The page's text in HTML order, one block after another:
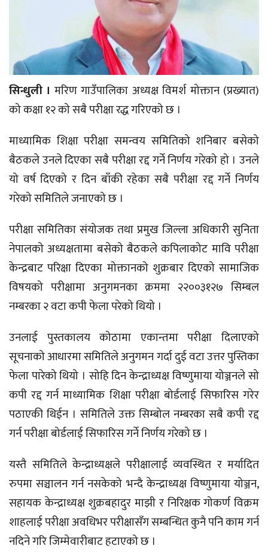
सिन्धुली । मरिण गाउँपालिका अध्यक्ष विमर्श मोक्तान (प्रख्यात)
को कक्षा १२ को सबै परीक्षा रद्ध गरिएको छ ।
माध्यामिक शिक्षा परीक्षा समन्वय समितिको शनिबार बसेको
बैठकले उनले दिएका सबै परीक्षा रद्द गर्ने निर्णय गरेको हो । उनले
यो वर्ष दिएको र दिन बाँकी रहेका सबै परीक्षा रद्द गर्ने निर्णय
गरेको समितिले जनाएको छ ।
परीक्षा समितिका संयोजक तथा प्रमुख जिल्ला अधिकारी सुनिता
नेपालको अध्यक्षतामा बसेको बैठकले कपिलाकोट मावि परीक्षा
केन्द्रबाट परिक्षा दिएका मोक्तानको शुक्रबार दिएको सामाजिक
विषयको परीक्षामा अनुगमनका क्रममा २२००३१२७ सिम्बल
नम्बरका २ वटा कपी फेला परेको थियो ।
उनलाई पुस्तकालय कोठामा एकान्तमा परीक्षा दिलाएको
सूचनाको आधारमा समितिले अनुगमन गर्दा दुई वटा उत्तर पुस्तिका
फेला पारेको थियो । सोहि दिन केन्द्राध्यक्ष विष्णुमाया योञ्जनले सो
कपी रद्द गर्न माध्यामिक शिक्षा परीक्षा बोर्डलाई सिफारिस गरेर
पठाएकी थिईन । समितिले उक्त सिम्बोल नम्बरका सबै कपी रद्द
गर्न परीक्षा बोर्डलाई सिफारिस गर्ने निर्णय गरेको छ ।
यस्तै समितिले केन्द्राध्यक्षले परीक्षालाई व्यवस्थित र मर्यादित
रुपमा सञ्चालन गर्न नसकेको भन्दै केन्द्राध्यक्ष विष्णुमाया योञ्जन,
सहायक केन्द्राध्यक्ष शुक्रबहादुर माझी र निरिक्षक गोकर्ण विक्रम
शाहलाई परीक्षा अवधिभर परीक्षासँग सम्बन्धित कुनै पनि काम गर्न
नदिने गरि जिम्मेवारीबाट हटाएको छ ।